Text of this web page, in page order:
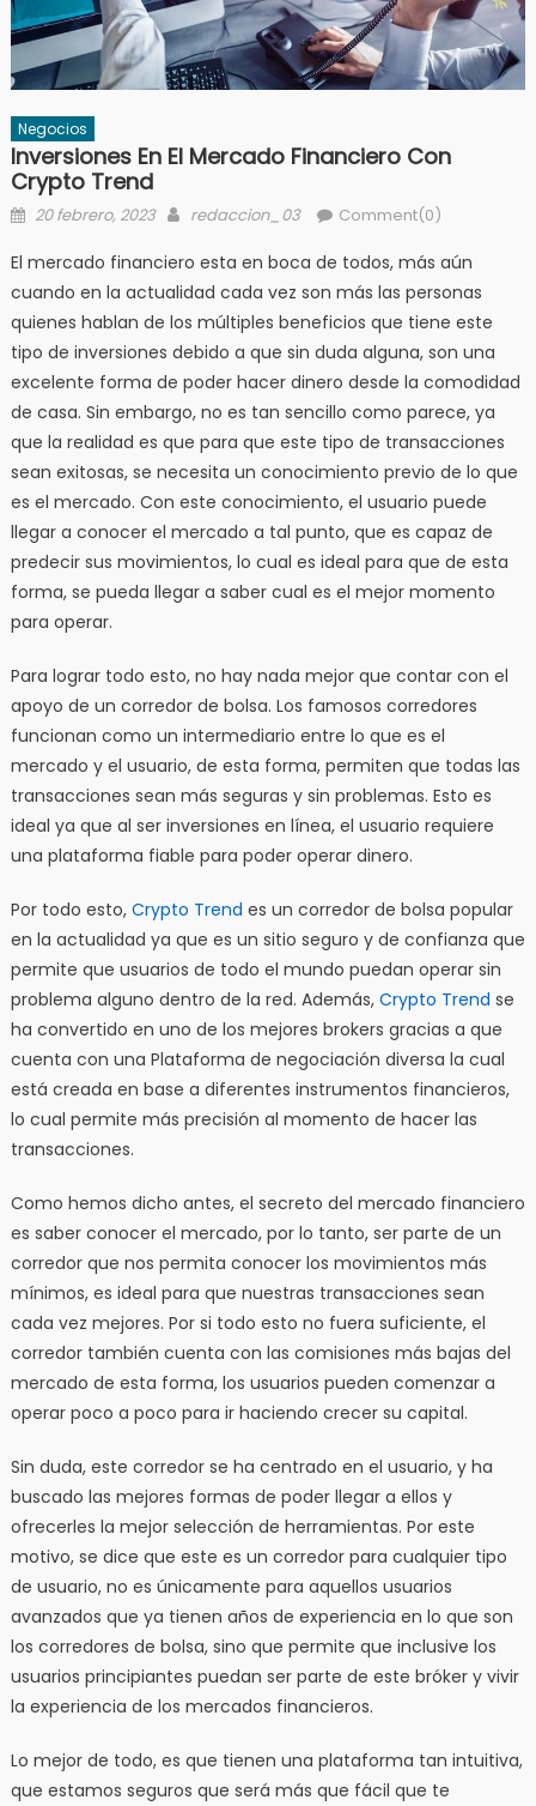
Negocios
Inversiones En El Mercado Financiero Con
Crypto Trend
Posted
20 febrero, 2023 Author
redaccion_03 Comment(0)
El mercado financiero esta en boca de todos, más aún
cuando en la actualidad cada vez son más las personas
quienes hablan de los múltiples beneficios que tiene este
tipo de inversiones debido a que sin duda alguna, son una
excelente forma de poder hacer dinero desde la comodidad
de casa. Sin embargo, no es tan sencillo como parece, ya
que la realidad es que para que este tipo de transacciones
sean exitosas, se necesita un conocimiento previo de lo que
es el mercado. Con este conocimiento, el usuario puede
llegar a conocer el mercado a tal punto, que es capaz de
predecir sus movimientos, lo cual es ideal para que de esta
forma, se pueda llegar a saber cual es el mejor momento
para operar.
Para lograr todo esto, no hay nada mejor que contar con el
apoyo de un corredor de bolsa. Los famosos corredores
funcionan como un intermediario entre lo que es el
mercado y el usuario, de esta forma, permiten que todas las
transacciones sean más seguras y sin problemas. Esto es
ideal ya que al ser inversiones en línea, el usuario requiere
una plataforma fiable para poder operar dinero.
Por todo esto, Crypto Trend es un corredor de bolsa popular
en la actualidad ya que es un sitio seguro y de confianza que
permite que usuarios de todo el mundo puedan operar sin
problema alguno dentro de la red. Además, Crypto Trend se
ha convertido en uno de los mejores brokers gracias a que
cuenta con una Plataforma de negociación diversa la cual
está creada en base a diferentes instrumentos financieros,
lo cual permite más precisión al momento de hacer las
transacciones.
Como hemos dicho antes, el secreto del mercado financiero
es saber conocer el mercado, por lo tanto, ser parte de un
corredor que nos permita conocer los movimientos más
mínimos, es ideal para que nuestras transacciones sean
cada vez mejores. Por si todo esto no fuera suficiente, el
corredor también cuenta con las comisiones más bajas del
mercado de esta forma, los usuarios pueden comenzar a
operar poco a poco para ir haciendo crecer su capital.
Sin duda, este corredor se ha centrado en el usuario, y ha
buscado las mejores formas de poder llegar a ellos y
ofrecerles la mejor selección de herramientas. Por este
motivo, se dice que este es un corredor para cualquier tipo
de usuario, no es únicamente para aquellos usuarios
avanzados que ya tienen años de experiencia en lo que son
los corredores de bolsa, sino que permite que inclusive los
usuarios principiantes puedan ser parte de este bróker y vivir
la experiencia de los mercados financieros.
Lo mejor de todo, es que tienen una plataforma tan intuitiva,
que estamos seguros que será más que fácil que te